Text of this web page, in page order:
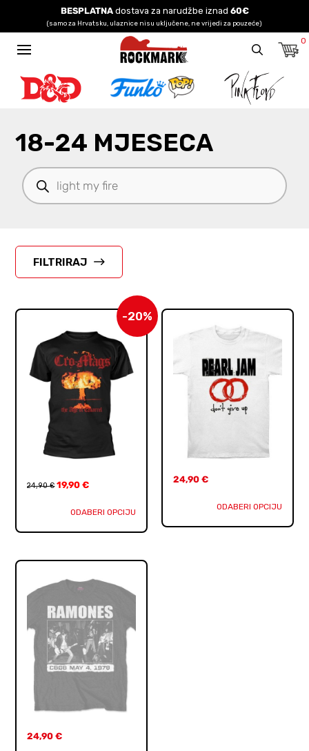
BESPLATNAdostava za narudžbe iznad 60€
(samo za Hrvatsku, ulaznice nisu uključene, ne vrijedi za pouzeće)
0
18-24 MJESECA
Products
search
FILTRIRAJ
-20%
24,90€ 19,90€
ODABERI OPCIJU
24,90 €
ODABERI OPCIJU
24,90€